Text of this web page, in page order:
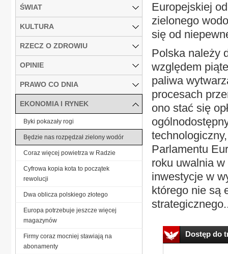
Europejskiej
zielonego
się od
Polska należy
względem
paliwa
procesach
ono stać się
Parlamentu
roku uwalnia
inwestycje w
którego nie są
Dostęp do
ŚWIAT
KULTURA
RZECZ O ZDROWIU
OPINIE
PRAWO CO DNIA
EKONOMIA I RYNEK
Byki pokazały rogi
Będzie nas rozpędzał zielony wodór
Coraz więcej powietrza w Radzie
Cyfrowa kopia kota to początek
rewolucji
Dwa oblicza polskiego złotego
Europa potrzebuje jeszcze więcej
magazynów
Firmy coraz mocniej stawiają na
abonamenty